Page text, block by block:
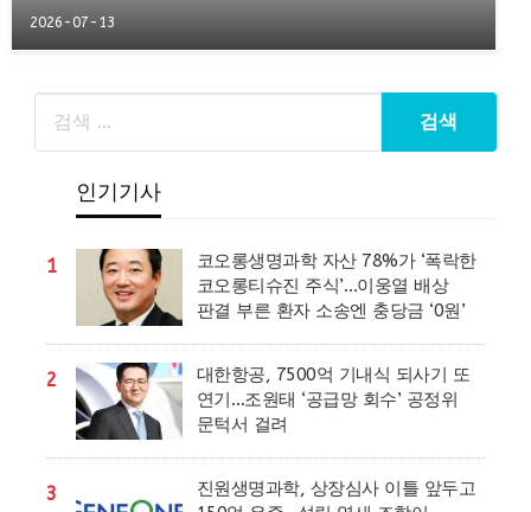
2026-07-13
인기기사
1
코오롱생명과학 자산 78%가 ‘폭락한
코오롱티슈진 주식’…이웅열 배상
판결 부른 환자 소송엔 충당금 ‘0원’
2
대한항공, 7500억 기내식 되사기 또
연기…조원태 ‘공급망 회수’ 공정위
문턱서 걸려
3
진원생명과학, 상장심사 이틀 앞두고